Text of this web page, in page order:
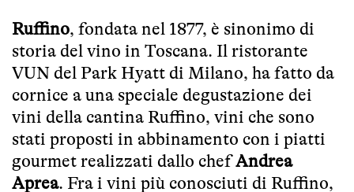
Ruffino, fondata nel 1877, è sinonimo di
storia del vino in Toscana. Il ristorante
VUN del Park Hyatt di Milano, ha fatto da
cornice a una speciale degustazione dei
vini della cantina Ruffino, vini che sono
stati proposti in abbinamento con i piatti
gourmet realizzati dallo chefAndrea
Aprea. Fra i vini più conosciuti di Ruffino,